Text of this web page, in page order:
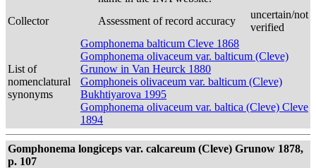
Collector
Assessment of record accuracy
uncertain/not
verified
List of
nomenclatural
synonyms
Gomphonema balticum Cleve 1868
Gomphonema olivaceum var. balticum (Cleve)
Grunow in Van Heurck 1880
Gomphoneis olivaceum var. balticum (Cleve)
Bukhtiyarova 1995
Gomphonema olivaceum var. baltica (Cleve) Cleve
1894
Gomphonema longiceps var. calcareum (Cleve) Grunow 1878,
p. 107